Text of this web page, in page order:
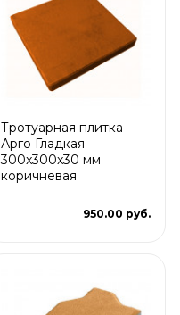
Тротуарная плитка
Арго Гладкая
300x300x30 мм
коричневая
950.00 руб.